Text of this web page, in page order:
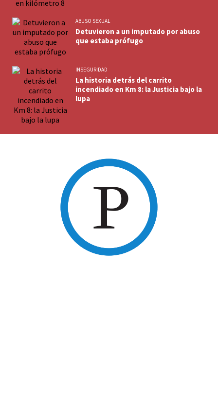
ABUSO SEXUAL
Detuvieron a un imputado por abuso
que estaba prófugo
INSEGURIDAD
La historia detrás del carrito
incendiado en Km 8: la Justicia bajo la
lupa